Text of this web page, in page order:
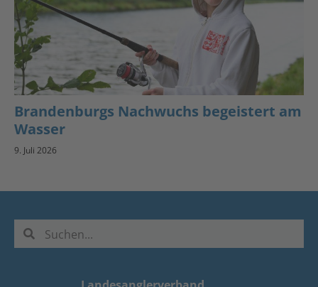
Brandenburgs Nachwuchs begeistert am
Wasser
9. Juli 2026